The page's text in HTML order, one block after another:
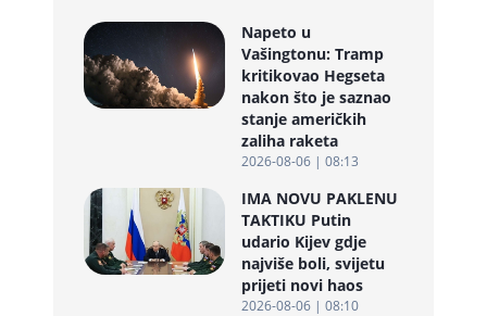
Napeto u
Vašingtonu: Tramp
kritikovao Hegseta
nakon što je saznao
stanje američkih
zaliha raketa
2026-08-06 | 08:13
IMA NOVU PAKLENU
TAKTIKU Putin
udario Kijev gdje
najviše boli, svijetu
prijeti novi haos
2026-08-06 | 08:10